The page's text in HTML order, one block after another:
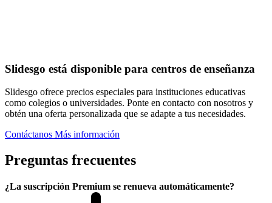
Slidesgo está disponible para centros de enseñanza
Slidesgo ofrece precios especiales para instituciones educativas
como colegios o universidades. Ponte en contacto con nosotros y
obtén una oferta personalizada que se adapte a tus necesidades.
Contáctanos Más información
Preguntas frecuentes
¿La suscripción Premium se renueva automáticamente?